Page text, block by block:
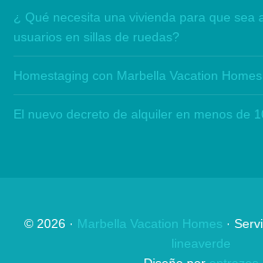
¿ Qué necesita una vivienda para que sea
usuarios en sillas de ruedas?
Homestaging con Marbella Vacation Homes
El nuevo decreto de alquiler en menos de
© 2026· Marbella Vacation Homes ·
lineaverde